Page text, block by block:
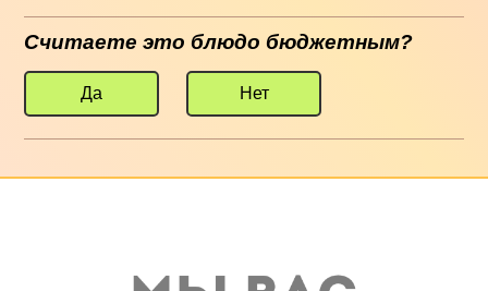
Считаете это блюдо бюджетным?
Да Нет